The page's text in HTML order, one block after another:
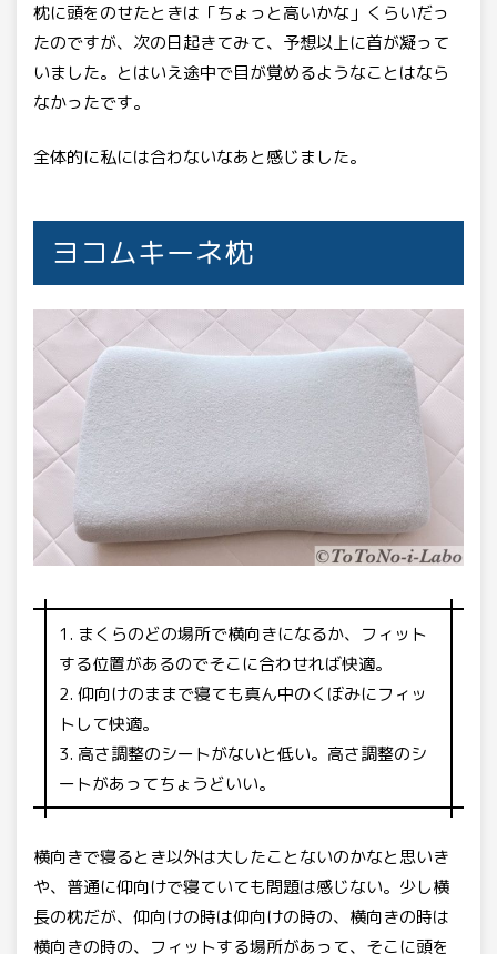
枕に頭をのせたときは「ちょっと高いかな」くらいだっ
たのですが、次の日起きてみて、予想以上に首が凝って
いました。とはいえ途中で目が覚めるようなことはなら
なかったです。
全体的に私には合わないなあと感じました。
ヨコムキーネ枕
まくらのどの場所で横向きになるか、フィット
する位置があるのでそこに合わせれば快適。
仰向けのままで寝ても真ん中のくぼみにフィッ
トして快適。
高さ調整のシートがないと低い。高さ調整のシ
ートがあってちょうどいい。
横向きで寝るとき以外は大したことないのかなと思いき
や、普通に仰向けで寝ていても問題は感じない。少し横
長の枕だが、仰向けの時は仰向けの時の、横向きの時は
横向きの時の、フィットする場所があって、そこに頭を